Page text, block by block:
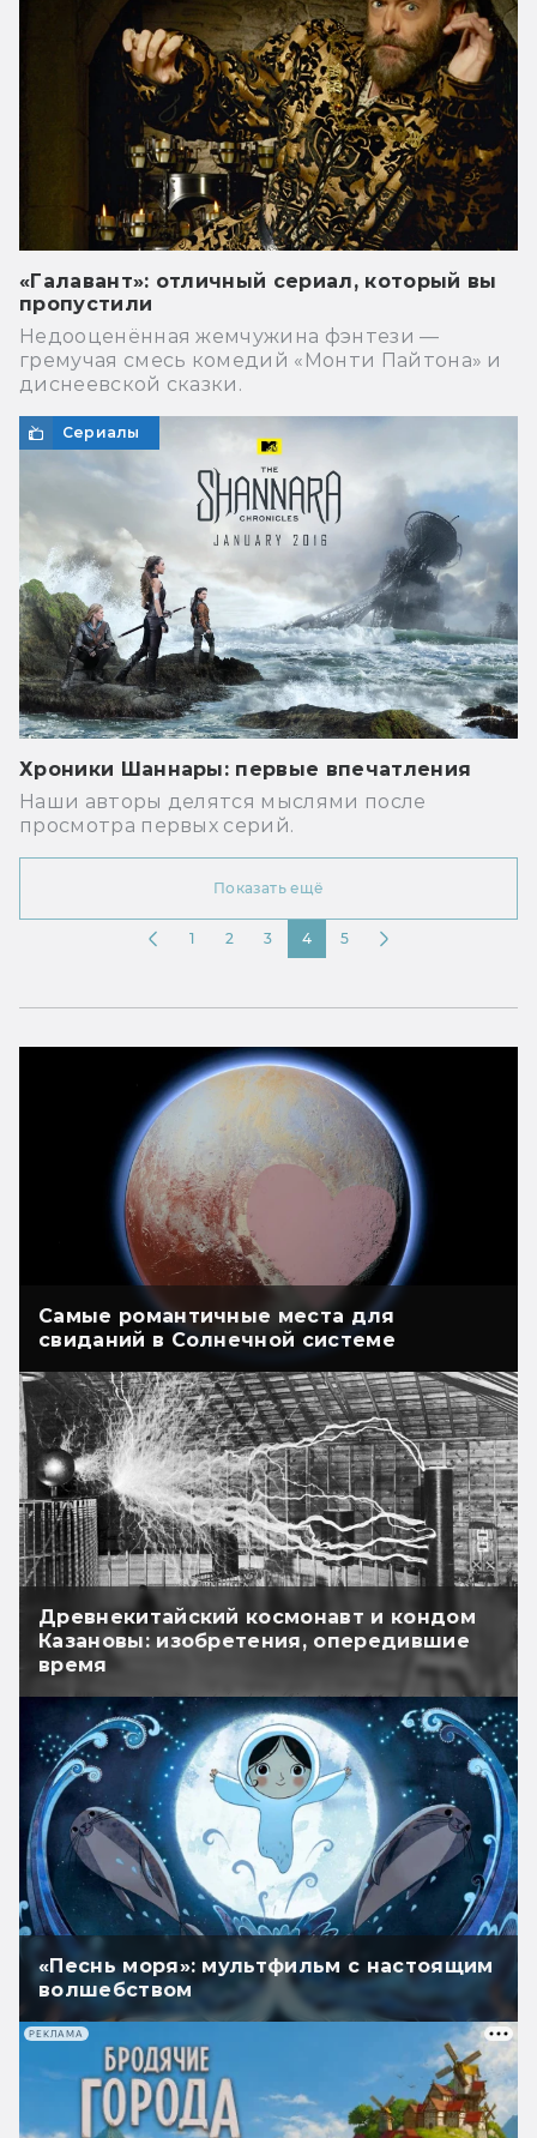
«Галавант»: отличный сериал, который вы
пропустили
Недооценённая жемчужина фэнтези —
гремучая смесь комедий «Монти Пайтона» и
диснеевской сказки.
Сериалы
Хроники Шаннары: первые впечатления
Наши авторы делятся мыслями после
просмотра первых серий.
Показать ещё
1 2 3 4 5
Самые романтичные места для
свиданий в Солнечной системе
Древнекитайский космонавт и кондом
Казановы: изобретения, опередившие
время
«Песнь моря»: мультфильм с настоящим
волшебством
РЕКЛАМА